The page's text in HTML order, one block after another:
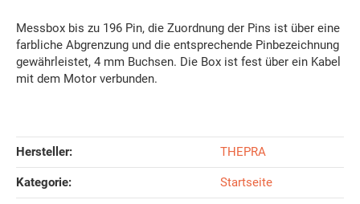
Messbox bis zu 196 Pin, die Zuordnung der Pins ist über eine
farbliche Abgrenzung und die entsprechende Pinbezeichnung
gewährleistet, 4 mm Buchsen. Die Box ist fest über ein Kabel
mit dem Motor verbunden.
Hersteller: THEPRA
Kategorie: Startseite